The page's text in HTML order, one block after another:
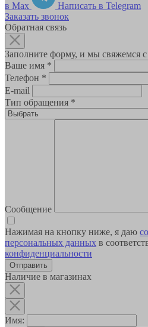
в Max
Написать в Telegram
Заказать звонок
Обратная связь
Заполните форму, и мы свяжемся
Ваше имя *
Телефон *
E-mail
Тип обращения *
Сообщение
Нажимая на кнопку ниже, я даю
персональных данных в
конфиденциальности
Наличие в магазинах
Имя: